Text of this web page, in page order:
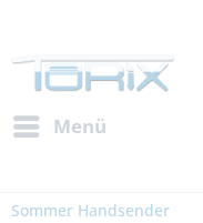
Menü
Sommer Handsender